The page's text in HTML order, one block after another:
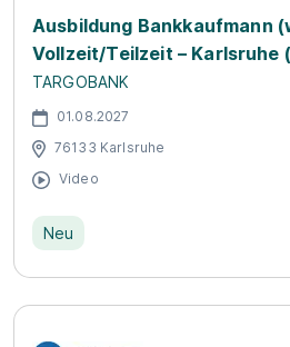
Ausbildung Bankkaufmann
Vollzeit/Teilzeit – Karlsruhe
TARGOBANK
01.08.2027
76133 Karlsruhe
Video
Neu